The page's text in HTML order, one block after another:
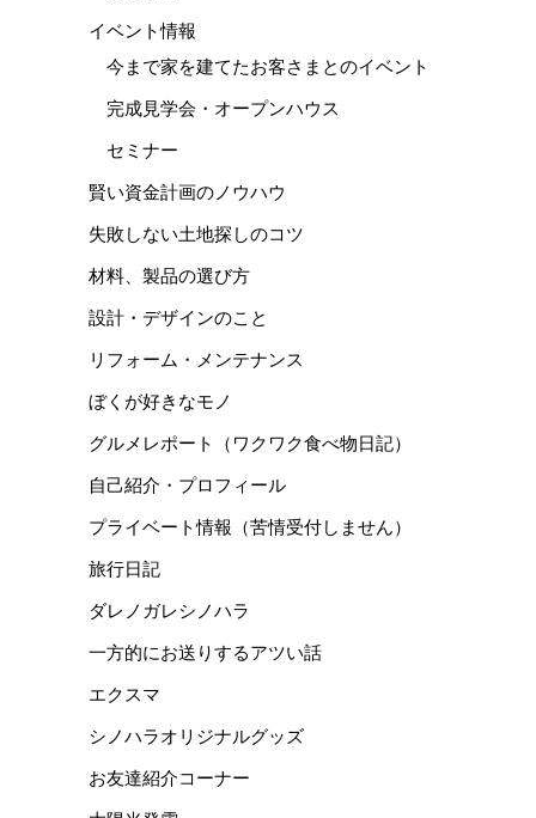
イベント情報
今まで家を建てたお客さまとのイベント
完成見学会・オープンハウス
セミナー
賢い資金計画のノウハウ
失敗しない土地探しのコツ
材料、製品の選び方
設計・デザインのこと
リフォーム・メンテナンス
ぼくが好きなモノ
グルメレポート（ワクワク食べ物日記）
自己紹介・プロフィール
プライベート情報（苦情受付しません）
旅行日記
ダレノガレシノハラ
一方的にお送りするアツい話
エクスマ
シノハラオリジナルグッズ
お友達紹介コーナー